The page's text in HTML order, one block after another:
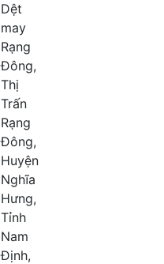
Dệt
may
Rạng
Đông,
Thị
Trấn
Rạng
Đông,
Huyện
Nghĩa
Hưng,
Tỉnh
Nam
Định,